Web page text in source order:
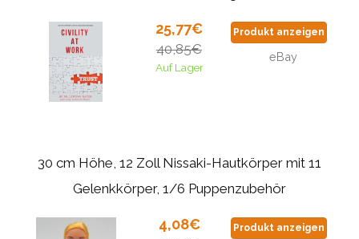
25,77€
40,85€
Auf Lager
Produkt anzeigen
eBay
30 cm Höhe, 12 Zoll Nissaki-Hautkörper mit 11
Gelenkkörper, 1/6 Puppenzubehör
4,08€ Produkt anzeigen